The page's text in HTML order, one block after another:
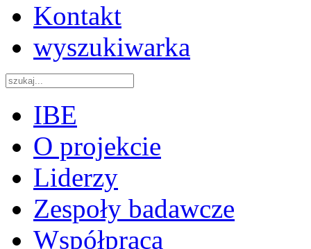
Kontakt
wyszukiwarka
IBE
O projekcie
Liderzy
Zespoły badawcze
Współpraca